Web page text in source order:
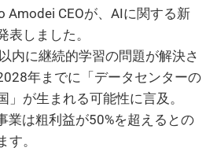
Amodei CEOが、AIに関する新
表しました。
内に継続的学習の問題が解決さ
年までに「データセンターの
」が生まれる可能性に言及。
業は粗利益が50%を超えるとの
す。